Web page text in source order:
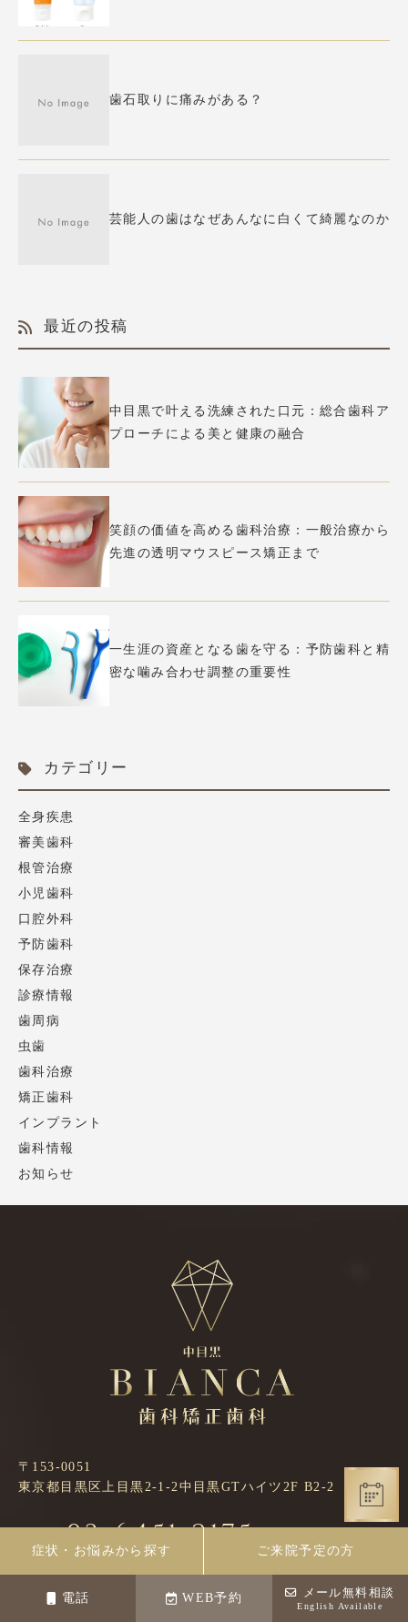
症状・お悩みから探す ご来院予定の方
電話 WEB予約 メール無料相談
English Available
歯石取りに痛みがある？
芸能人の歯はなぜあんなに白くて綺麗なのか
最近の投稿
中目黒で叶える洗練された口元：総合歯科ア
プローチによる美と健康の融合
笑顔の価値を高める歯科治療：一般治療から
先進の透明マウスピース矯正まで
一生涯の資産となる歯を守る：予防歯科と精
密な噛み合わせ調整の重要性
カテゴリー
全身疾患
審美歯科
根管治療
小児歯科
口腔外科
予防歯科
保存治療
診療情報
歯周病
虫歯
歯科治療
矯正歯科
インプラント
歯科情報
お知らせ
〒153-0051
東京都目黒区上目黒2-1-2中目黒GTハイツ2F B2-2
TEL 03-6451-2175
診療時間 火 水 金 土 日